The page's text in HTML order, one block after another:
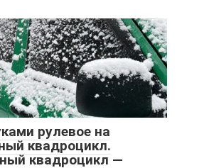
рулевое на
квадроцикл.
квадроцикл —